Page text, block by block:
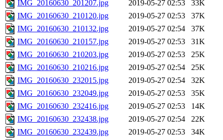
IMG_20160630_201207.jpg 2019-05-27 02:53
33K
IMG_20160630_210120.jpg
2019-05-27 02:53
37K
IMG_20160630_210132.jpg
2019-05-27 02:54
37K
IMG_20160630_210157.jpg
2019-05-27 02:53
31K
IMG_20160630_210203.jpg
2019-05-27 02:53
25K
IMG_20160630_210216.jpg
2019-05-27 02:54
25K
IMG_20160630_232015.jpg
2019-05-27 02:54
32K
IMG_20160630_232049.jpg
2019-05-27 02:53
35K
IMG_20160630_232416.jpg
2019-05-27 02:53
14K
IMG_20160630_232438.jpg
2019-05-27 02:54
22K
IMG_20160630_232439.jpg
2019-05-27 02:53
34K